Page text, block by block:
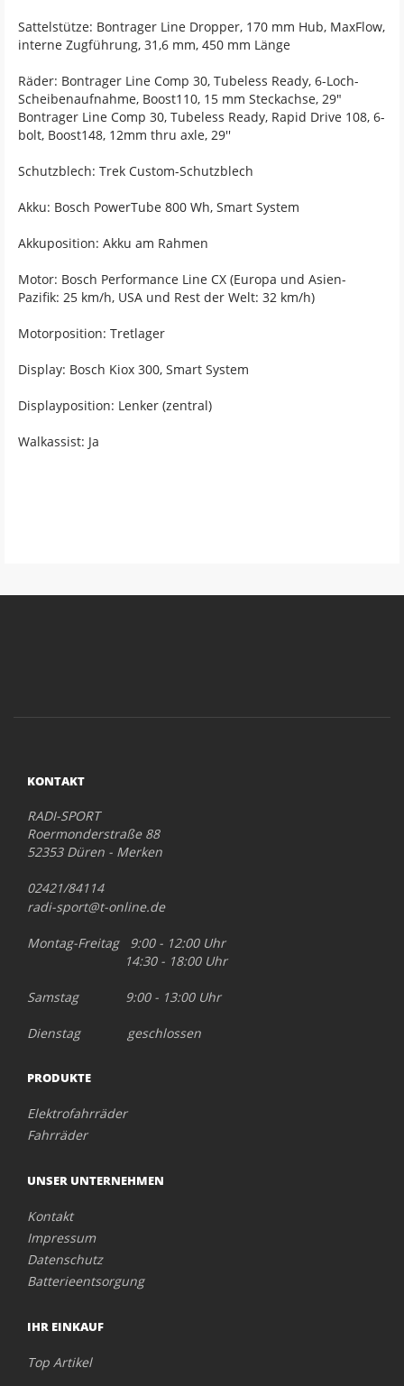
Sattelstütze: Bontrager Line Dropper, 170 mm Hub, MaxFlow,
interne Zugführung, 31,6 mm, 450 mm Länge
Räder: Bontrager Line Comp 30, Tubeless Ready, 6-Loch-
Scheibenaufnahme, Boost110, 15 mm Steckachse, 29"
Bontrager Line Comp 30, Tubeless Ready, Rapid Drive 108, 6-
bolt, Boost148, 12mm thru axle, 29''
Schutzblech: Trek Custom-Schutzblech
Akku: Bosch PowerTube 800 Wh, Smart System
Akkuposition: Akku am Rahmen
Motor: Bosch Performance Line CX (Europa und Asien-
Pazifik: 25 km/h, USA und Rest der Welt: 32 km/h)
Motorposition: Tretlager
Display: Bosch Kiox 300, Smart System
Displayposition: Lenker (zentral)
Walkassist: Ja
KONTAKT
RADI-SPORT
Roermonderstraße 88
52353 Düren - Merken
02421/84114
radi-sport@t-online.de
Montag-Freitag 9:00 - 12:00 Uhr
14:30 - 18:00 Uhr
Samstag 9:00 - 13:00 Uhr
Dienstag geschlossen
PRODUKTE
Elektrofahrräder
Fahrräder
UNSER UNTERNEHMEN
Kontakt
Impressum
Datenschutz
Batterieentsorgung
IHR EINKAUF
Top Artikel